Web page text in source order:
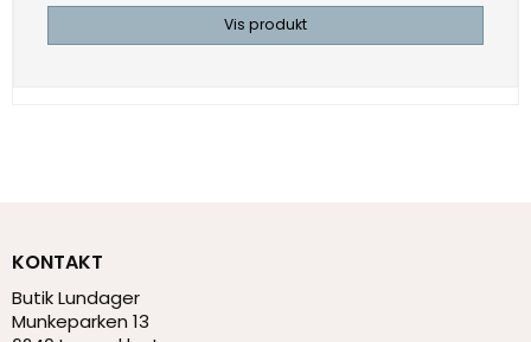
Vis produkt
KONTAKT
Butik Lundager
Munkeparken 13